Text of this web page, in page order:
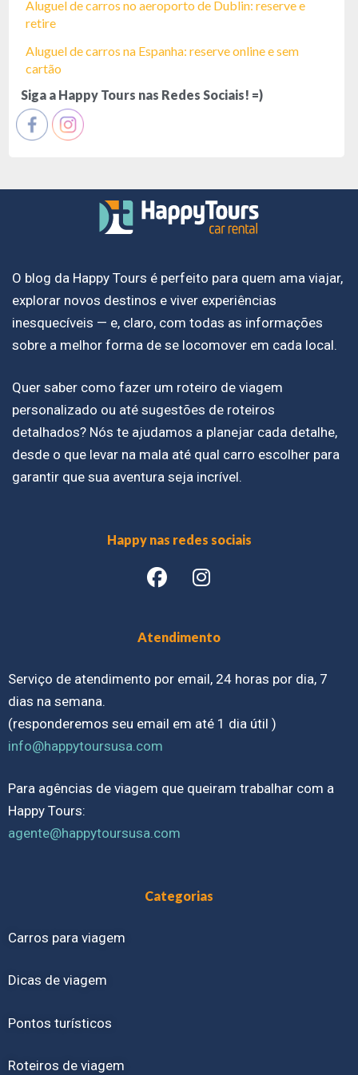
Aluguel de carros no aeroporto de Dublin: reserve e
retire
Aluguel de carros na Espanha: reserve online e sem
cartão
Siga a Happy Tours nas Redes Sociais! =)
O blog da Happy Tours é perfeito para quem ama viajar,
explorar novos destinos e viver experiências
inesquecíveis — e, claro, com todas as informações
sobre a melhor forma de se locomover em cada local.
Quer saber como fazer um roteiro de viagem
personalizado ou até sugestões de roteiros
detalhados? Nós te ajudamos a planejar cada detalhe,
desde o que levar na mala até qual carro escolher para
garantir que sua aventura seja incrível.
Happy nas redes sociais
Atendimento
Serviço de atendimento por email, 24 horas por dia, 7
dias na semana.
(responderemos seu email em até 1 dia útil )
info@happytoursusa.com
Para agências de viagem que queiram trabalhar com a
Happy Tours:
agente@happytoursusa.com
Categorias
Carros para viagem
Dicas de viagem
Pontos turísticos
Roteiros de viagem